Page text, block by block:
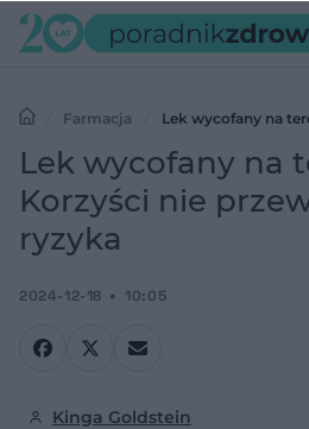
Farmacja
Lek wycofany na
przewyższają ryzyka
Lek wycofany na
Korzyści nie
ryzyka
2024-12-18 10:05
Kinga Goldstein